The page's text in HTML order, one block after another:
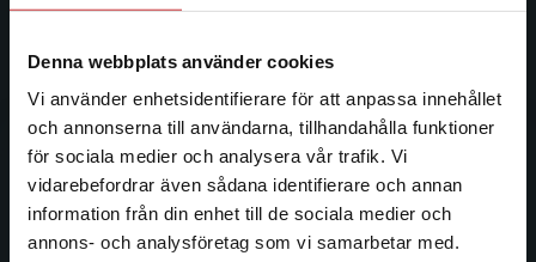
Denna webbplats använder cookies
Vi använder enhetsidentifierare för att anpassa innehållet
och annonserna till användarna, tillhandahålla funktioner
för sociala medier och analysera vår trafik. Vi
vidarebefordrar även sådana identifierare och annan
information från din enhet till de sociala medier och
annons- och analysföretag som vi samarbetar med.
Begränsad fraktregion
ledande utbildningsförlag. Med läromedel, kurslitteratur,
facklitteratur, utbildningar och digitala
informationstjänster i utbudet, finns Studentlitteratur med
längs hela kunskapsresan.
Kontakta oss